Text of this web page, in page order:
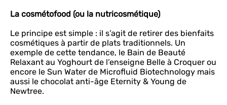
La cosmétofood (ou la nutricosmétique)
Le principe est simple : il s’agit de retirer des bienfaits
cosmétiques à partir de plats traditionnels. Un
exemple de cette tendance, le Bain de Beauté
Relaxant au Yoghourt de l’enseigne Belle à Croquer ou
encore le Sun Water de Microfluid Biotechnology mais
aussi le chocolat anti-âge Eternity & Young de
Newtree.